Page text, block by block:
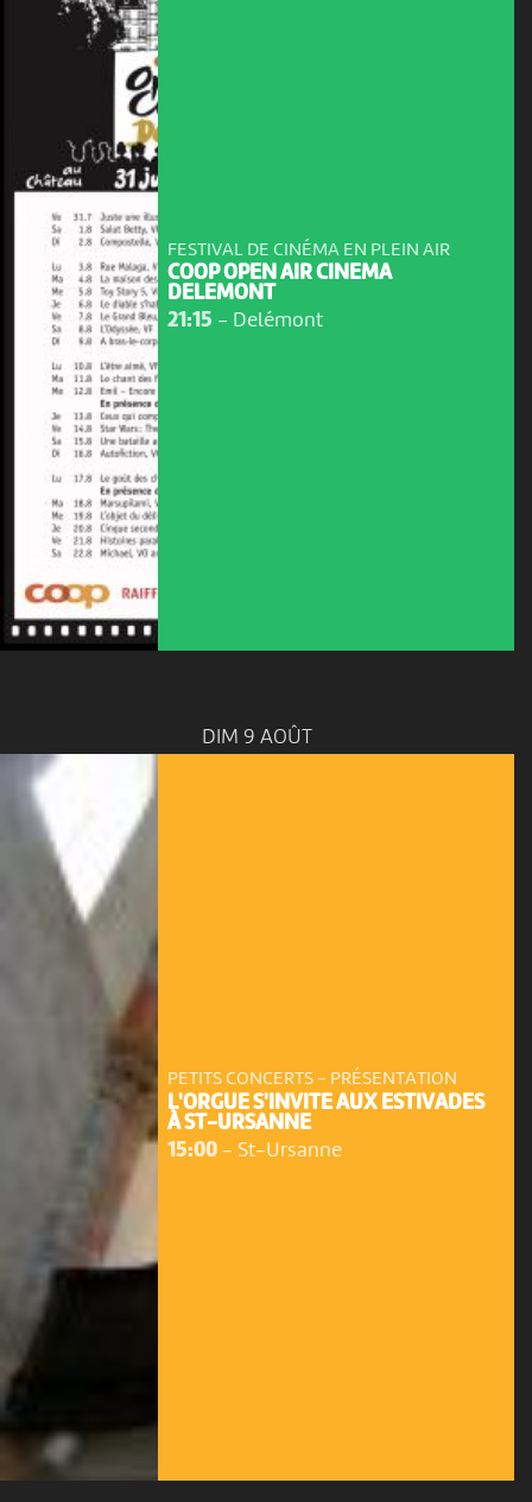
FESTIVAL DE CINÉMA EN PLEIN AIR
COOP OPEN AIR CINEMA
DELEMONT
21:15 - Delémont
DIM 9 AOÛT
PETITS CONCERTS - PRÉSENTATION
L'ORGUE S'INVITE AUX ESTIVADES
À ST-URSANNE
15:00- St-Ursanne